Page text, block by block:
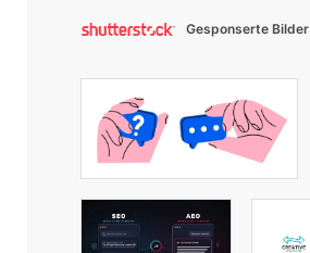
Gesponserte Bilder